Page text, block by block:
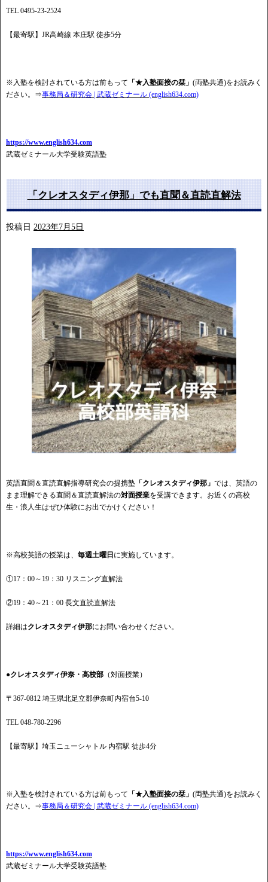
TEL 0495-23-2524
【最寄駅】JR高崎線 本庄駅 徒歩5分
※入塾を検討されている方は前もって 「★入塾面接の栞」 (両塾共通)をお読みく
ださい。⇒事務局＆研究会 | 武蔵ゼミナール (english634.com)
https://www.english634.com
武蔵ゼミナール大学受験英語塾
「クレオスタディ伊那」でも直聞＆直読直解法
投稿日 2023年7月5日
英語直聞＆直読直解指導研究会の提携塾 「クレオスタディ伊那」 では、英語の
まま理解できる直聞＆直読直解法の対面授業を受講できます。お近くの高校
生・浪人生はぜひ体験にお出でかけください！
※高校英語の授業は、 毎週土曜日に実施しています。
①17：00～19：30 リスニング直解法
②19：40～21：00 長文直読直解法
詳細はクレオスタディ伊那にお問い合わせください。
●クレオスタディ伊奈・高校部 （対面授業）
〒367-0812 埼玉県北足立郡伊奈町内宿台5-10
TEL 048-780-2296
【最寄駅】埼玉ニューシャトル 内宿駅 徒歩4分
※入塾を検討されている方は前もって 「★入塾面接の栞」 (両塾共通)をお読みく
ださい。⇒事務局＆研究会 | 武蔵ゼミナール (english634.com)
https://www.english634.com
武蔵ゼミナール大学受験英語塾